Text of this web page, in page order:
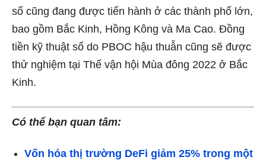
số cũng đang được tiến hành ở các thành phố lớn,
bao gồm Bắc Kinh, Hồng Kông và Ma Cao. Đồng
tiền kỹ thuật số do PBOC hậu thuẫn cũng sẽ được
thử nghiệm tại Thế vận hội Mùa đông 2022 ở Bắc
Kinh.
Có thể bạn quan tâm:
Vốn hóa thị trường DeFi giảm 25% trong một